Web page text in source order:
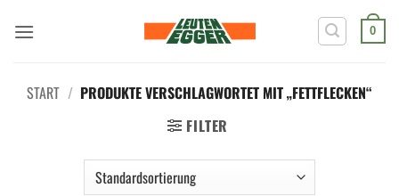
Inhalt
0
START / PRODUKTE VERSCHLAGWORTET MIT „FETTFLECKEN“
FILTER